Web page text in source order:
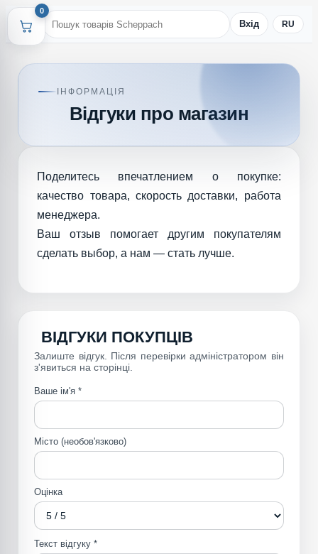
0
Вхід RU
ІНФОРМАЦІЯ
Відгуки про магазин
Поделитесь впечатлением о покупке:
качество товара, скорость доставки, работа
менеджера.
Ваш отзыв помогает другим покупателям
сделать выбор, а нам — стать лучше.
ВІДГУКИ ПОКУПЦІВ
Залиште відгук. Після перевірки адміністратором він
з'явиться на сторінці.
Ваше ім'я *
Місто (необов'язково)
Оцінка
Текст відгуку *